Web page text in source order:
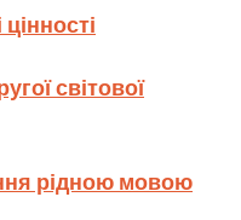
світової
рідною мовою